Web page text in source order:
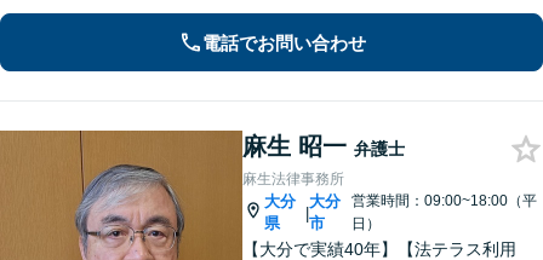
ような結果となるよう、誠心誠意尽く
電話でお問い合わせ
麻生 昭一 弁護士
麻生法律事務所
大分
県
|
大分
市
営業時間：09:00~18:00（平
日）
【大分で実績40年】【法テラス利用